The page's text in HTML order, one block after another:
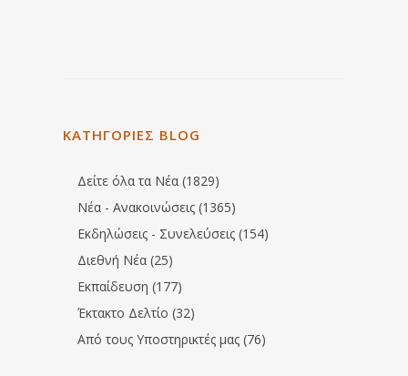
ΚΑΤΗΓΟΡΙΕΣ BLOG
Δείτε όλα τα Νέα (1829)
Νέα - Ανακοινώσεις (1365)
Εκδηλώσεις - Συνελεύσεις (154)
Διεθνή Νέα (25)
Εκπαίδευση (177)
Έκτακτο Δελτίο (32)
Από τους Υποστηρικτές μας (76)